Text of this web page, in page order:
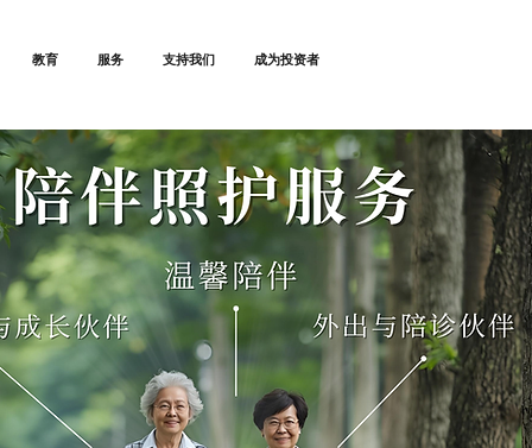
教育 服务 支持我们 成为投资者